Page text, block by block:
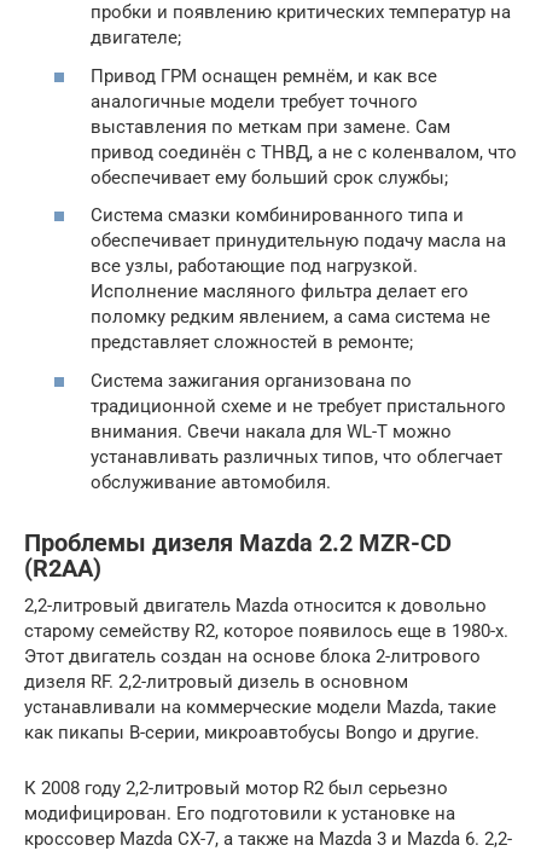
пробки и появлению критических температур на
двигателе;
Привод ГРМ оснащен ремнём, и как все
аналогичные модели требует точного
выставления по меткам при замене. Сам
привод соединён с ТНВД, а не с коленвалом, что
обеспечивает ему больший срок службы;
Система смазки комбинированного типа и
обеспечивает принудительную подачу масла на
все узлы, работающие под нагрузкой.
Исполнение масляного фильтра делает его
поломку редким явлением, а сама система не
представляет сложностей в ремонте;
Система зажигания организована по
традиционной схеме и не требует пристального
внимания. Свечи накала для WL-T можно
устанавливать различных типов, что облегчает
обслуживание автомобиля.
Проблемы дизеля Mazda 2.2 MZR-CD
(R2AA)
2,2-литровый двигатель Mazda относится к довольно
старому семейству R2, которое появилось еще в 1980-х.
Этот двигатель создан на основе блока 2-литрового
дизеля RF. 2,2-литровый дизель в основном
устанавливали на коммерческие модели Mazda, такие
как пикапы B-серии, микроавтобусы Bongo и другие.
К 2008 году 2,2-литровый мотор R2 был серьезно
модифицирован. Его подготовили к установке на
кроссовер Mazda CX-7, а также на Mazda 3 и Mazda 6. 2,2-